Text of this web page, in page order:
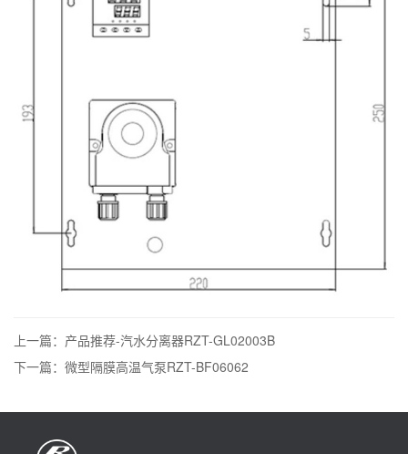
上一篇：产品推荐-汽水分离器RZT-GL02003B
下一篇：微型隔膜高温气泵RZT-BF06062